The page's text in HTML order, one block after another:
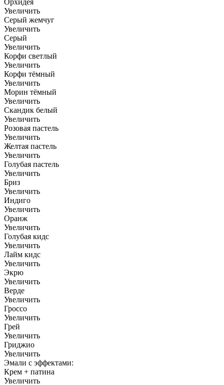
Орхидея
Увеличить
Серый жемчуг
Увеличить
Серый
Увеличить
Корфи светлый
Увеличить
Корфи тёмный
Увеличить
Морин тёмный
Увеличить
Скандик белый
Увеличить
Розовая пастель
Увеличить
Желтая пастель
Увеличить
Голубая пастель
Увеличить
Бриз
Увеличить
Индиго
Увеличить
Оранж
Увеличить
Голубая кидс
Увеличить
Лайм кидс
Увеличить
Экрю
Увеличить
Верде
Увеличить
Гроссо
Увеличить
Грей
Увеличить
Гриджио
Увеличить
Эмали с эффектами:
Крем + патина
Увеличить